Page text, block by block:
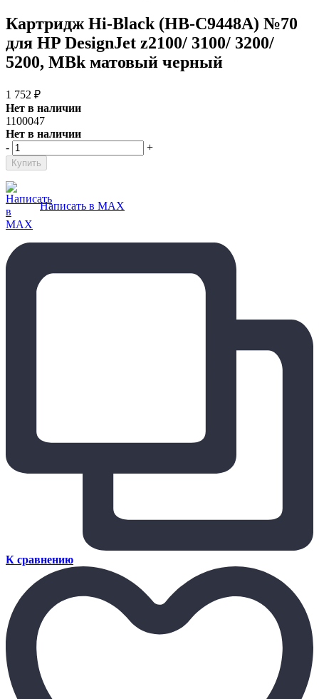
Картридж Hi-Black (HB-C9448A) №70
для HP DesignJet z2100/ 3100/ 3200/
5200, MBk матовый черный
1 752 ₽
Нет в наличии
1100047
Нет в наличии
-
+
Написать в MAX
К сравнению